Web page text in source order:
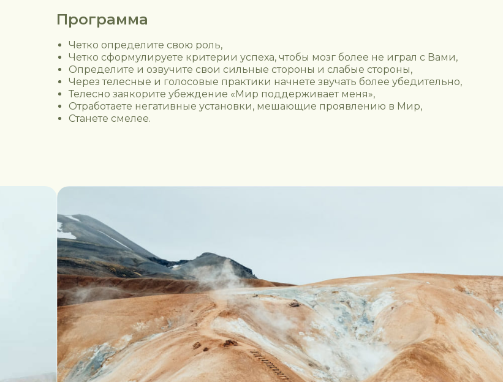
Программа
Четко определите свою роль,
Четко сформулируете критерии успеха, чтобы мозг более не играл с Вами,
Определите и озвучите свои сильные стороны и слабые стороны,
Через телесные и голосовые практики начнете звучать более убедительно,
Телесно заякорите убеждение «Мир поддерживает меня»,
Отработаете негативные установки, мешающие проявлению в Мир,
Станете смелее.